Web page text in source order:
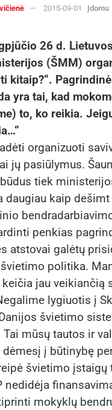
2015-09-01 Įdomu
26 d.
(ŠMM)
kitaip?“.
yra tai, kad
to, ko reikia.
organizuoti
jų pasiūlymus.
tiek
daugiau kaip
penkias
atstovai galėtų
politika.
jau veikiančią
lygiuotis į
švietimo
mūsų tautos ir
į būtinybę
švietimo įstaigų
nedidėja
mokyklų